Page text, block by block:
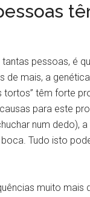
pessoas, é
mais, a
têm forte
para este
num dedo),
Tudo isto
muito mais